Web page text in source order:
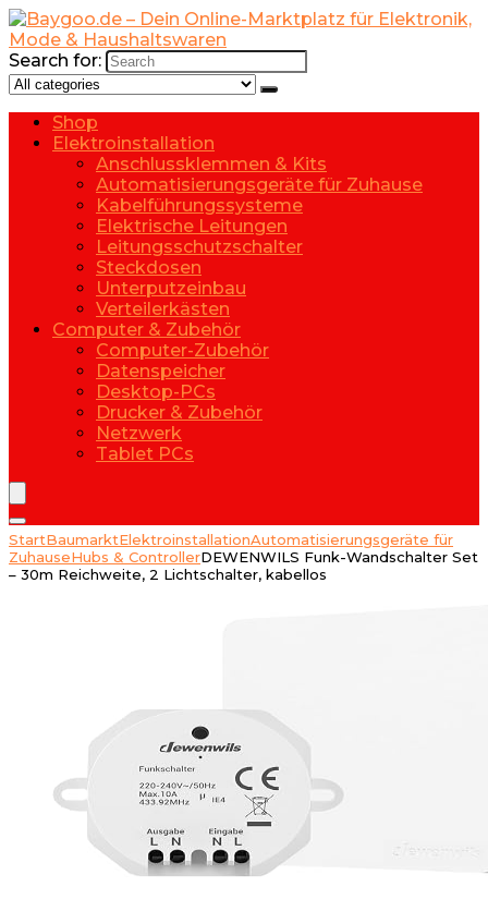
Search for:
Shop
Elektroinstallation
Anschlussklemmen & Kits
Automatisierungsgeräte für Zuhause
Kabelführungssysteme
Elektrische Leitungen
Leitungsschutzschalter
Steckdosen
Unterputzeinbau
Verteilerkästen
Computer & Zubehör
Computer-Zubehör
Datenspeicher
Desktop-PCs
Drucker & Zubehör
Netzwerk
Tablet PCs
StartBaumarktElektroinstallationAutomatisierungsgeräte für
ZuhauseHubs & ControllerDEWENWILS Funk-Wandschalter Set
– 30m Reichweite, 2 Lichtschalter, kabellos